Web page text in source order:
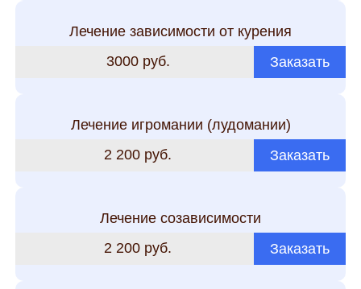
Лечение зависимости от курения
3000 руб.
Заказать
Лечение игромании (лудомании)
2 200 руб.
Заказать
Лечение созависимости
2 200 руб.
Заказать